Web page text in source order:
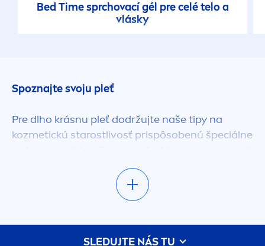
Bed Time sprchovací gél pre celé telo a
vlásky
Spoznajte svoju pleť
Pre dlho krásnu pleť dodržujte naše tipy na
kozmetickú starostlivosť prispôsobenú špeciálne
typ vašej pleti. To nie je vždy jednoduché, pretože
každá pleť je iná a postupom času sa
Všeobecne možno však pleť kategorizovať na
dobre prekrvená (má ľahko ružový nádych) a
bezproblémová. Suchá pleť jemenej pružná,
SLEDUJTE NÁS TU